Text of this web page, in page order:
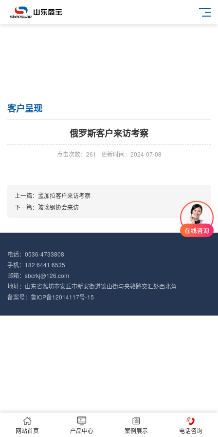
客户呈现
俄罗斯客户来访考察
点击次数：261 更新时间：2024-07-08
上一篇： 孟加拉客户来访考察
下一篇： 玻璃钢协会来访
电话：0536-4733808
手机：182 6441 6535
邮箱：sbcrkj@126.com
地址：山东省潍坊市安丘市新安街道锦山街与央赣路交汇处西北角
备案号： 鲁ICP备12014117号-15
网站首页 产品中心 案例展示 电话咨询